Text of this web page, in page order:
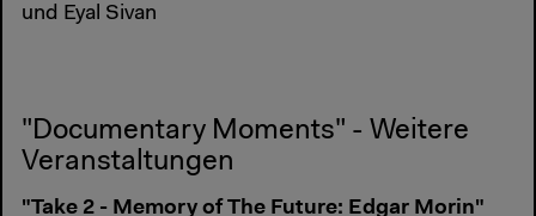
und Eyal Sivan
"Documentary Moments" - Weitere
Veranstaltungen
"Take 2 - Memory of The Future: Edgar Morin"